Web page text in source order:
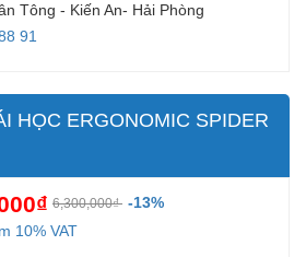
Tông - Kiến An- Hải Phòng
91
HỌC ERGONOMIC SPIDER
6,300,000₫ -13%
10% VAT